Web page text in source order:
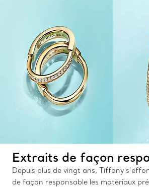
Extraits de façon
Depuis plus de vingt ans, Tiffany
de façon responsable les matériaux